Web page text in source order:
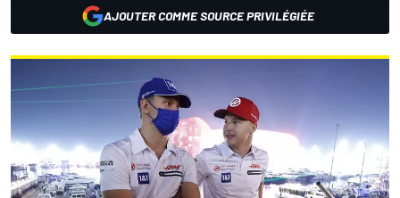
AJOUTER COMME SOURCE PRIVILÉGIÉE